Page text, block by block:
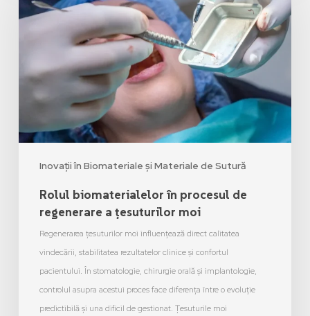
Inovații în Biomateriale și Materiale de Sutură
Rolul biomaterialelor în procesul de
regenerare a țesuturilor moi
Regenerarea țesuturilor moi influențează direct calitatea
vindecării, stabilitatea rezultatelor clinice și confortul
pacientului. În stomatologie, chirurgie orală și implantologie,
controlul asupra acestui proces face diferența între o evoluție
predictibilă și una dificil de gestionat. Țesuturile moi